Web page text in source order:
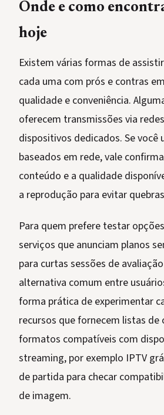
Onde e como
hoje
Existem várias formas de
cada uma com prós e contras
qualidade e conveniência.
oferecem transmissões via
dispositivos dedicados. Se você
baseados em rede, vale
conteúdo e a qualidade
a reprodução para evitar
Para quem prefere testar
serviços que anunciam planos
para curtas sessões de
alternativa comum entre
forma prática de experimentar
recursos que fornecem listas de
formatos compatíveis com
streaming, por exemplo IPTV
de partida para checar
de imagem.